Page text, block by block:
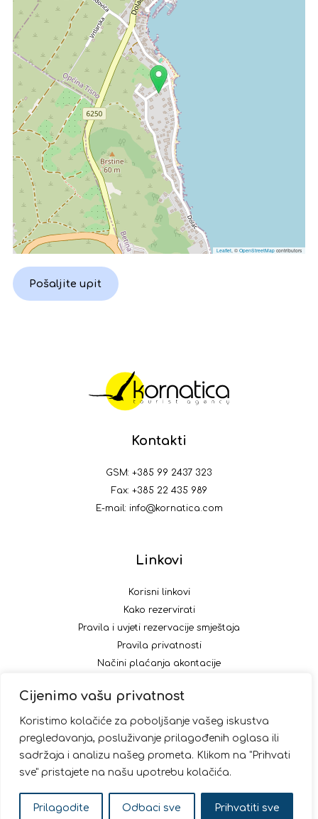
Cijenimo vašu privatnost
Koristimo kolačiće za poboljšanje vašeg iskustva
pregledavanja, posluživanje prilagođenih oglasa ili
sadržaja i analizu našeg prometa. Klikom na "Prihvati
sve" pristajete na našu upotrebu kolačića.
Prilagodite Odbaci sve Prihvatiti sve
Leaflet , © OpenStreetMap contributors
Pošaljite upit
Kontakti
GSM: +385 99 2437 323
Fax: +385 22 435 989
E-mail: info@kornatica.com
Linkovi
Korisni linkovi
Kako rezervirati
Pravila i uvjeti rezervacije smještaja
Pravila privatnosti
Načini plaćanja akontacije
Pratite nas
© 2026 Kornatica